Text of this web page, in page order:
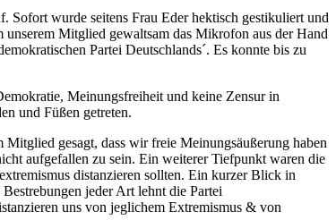
Sofort wurde seitens Frau Eder hektisch gestikuliert und
Mitglied gewaltsam das Mikrofon aus der Hand
Partei Deutschlands´. Es konnte bis zu
Meinungsfreiheit und keine Zensur in
und Füßen getreten.
gesagt, dass wir freie Meinungsäußerung haben
aufgefallen zu sein. Ein weiterer Tiefpunkt waren die
distanzieren sollten. Ein kurzer Blick in
jeder Art lehnt die Partei
uns von jeglichem Extremismus & von